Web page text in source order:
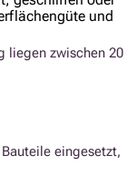
und
liegen zwischen 20
eingesetzt,